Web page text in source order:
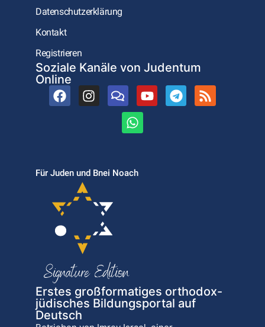
Datenschutzerklärung
Kontakt
Registrieren
Soziale Kanäle von Judentum
Online
Für Juden und Bnei Noach
Erstes großformatiges orthodox-
jüdisches Bildungsportal auf
Deutsch